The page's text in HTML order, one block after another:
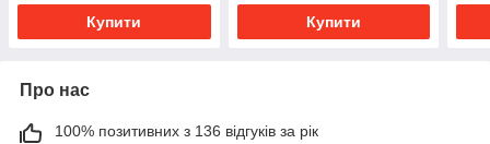
Купити Купити
Про нас
100% позитивних з 136 відгуків за рік